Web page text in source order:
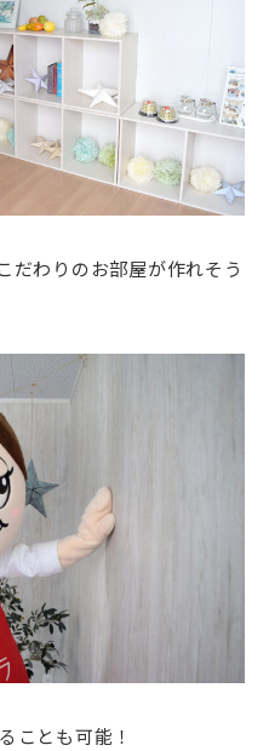
だわりのお部屋が作れそう
ことも可能！